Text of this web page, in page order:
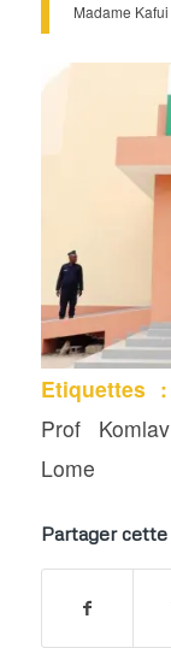
Madame
Etiquettes :
Prof
Lome
Partager